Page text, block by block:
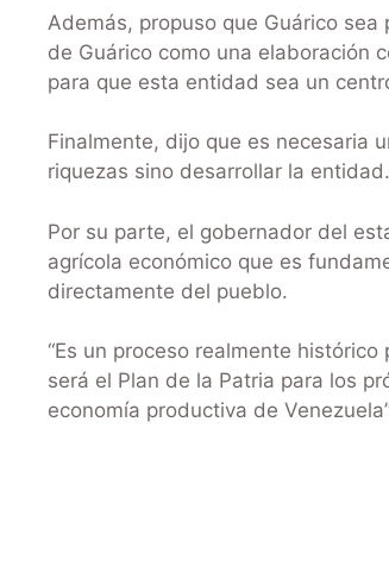
Además, propuso que Guárico
de Guárico como una elaboración
para que esta entidad sea un
Finalmente, dijo que es necesaria
riquezas sino desarrollar la entidad.
Por su parte, el gobernador del
agrícola económico que es
directamente del pueblo.
“Es un proceso realmente
será el Plan de la Patria para los
economía productiva de